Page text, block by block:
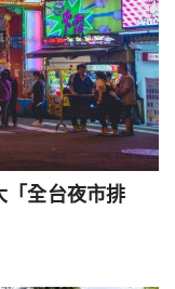
「全台夜市排